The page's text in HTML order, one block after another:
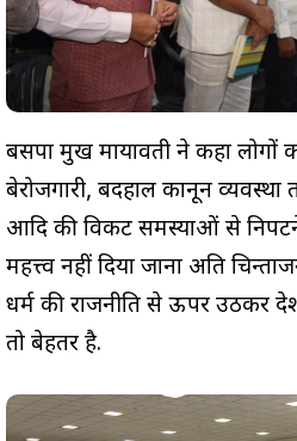
बसपा प्रमुख मायावती ने कहा लोगों
बेरोजगारी, बदहाल कानून
आदि की विकट समस्याओं से निपटने
महत्त्व नहीं दिया जाना अति
धर्म की राजनीति से ऊपर उठकर
तो बेहतर है.